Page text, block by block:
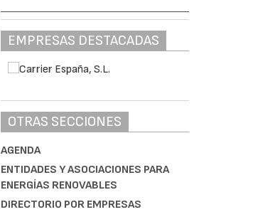
EMPRESAS DESTACADAS
OTRAS SECCIONES
AGENDA
ENTIDADES Y ASOCIACIONES PARA
ENERGÍAS RENOVABLES
DIRECTORIO POR EMPRESAS